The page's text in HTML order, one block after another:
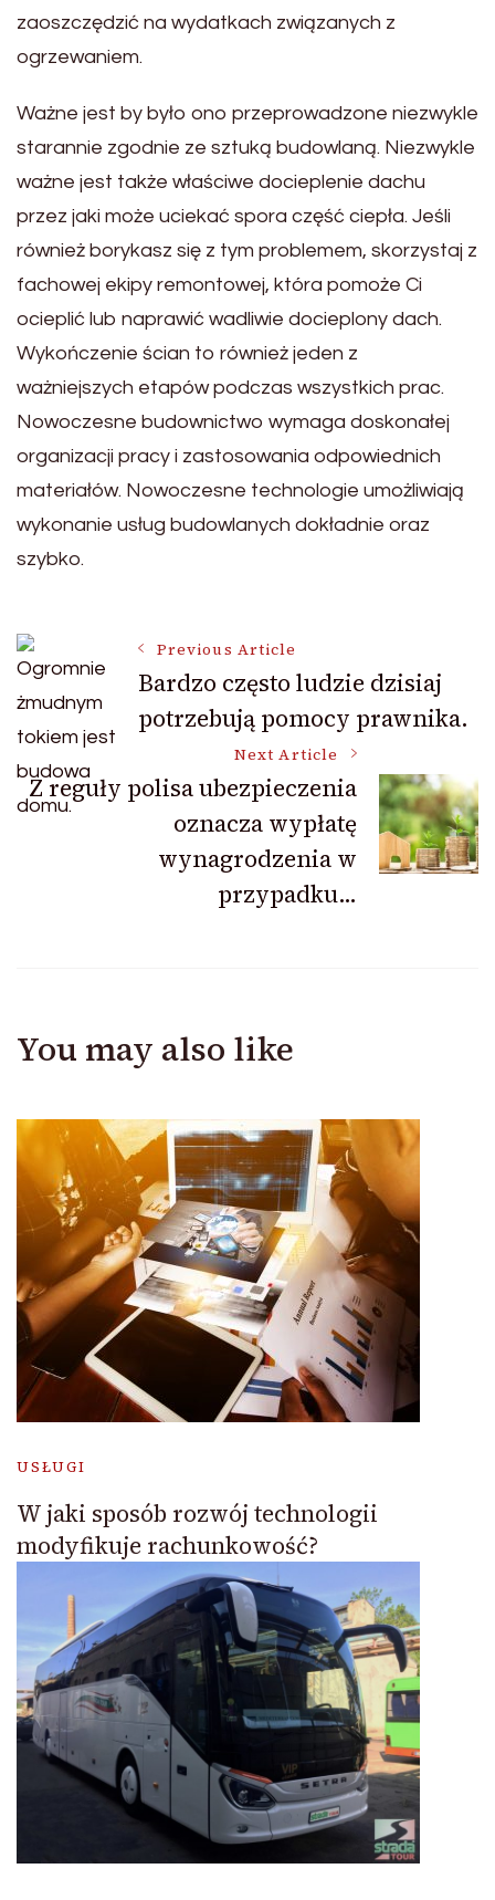
zaoszczędzić na wydatkach związanych z
ogrzewaniem.
Ważne jest by było ono przeprowadzone niezwykle
starannie zgodnie ze sztuką budowlaną. Niezwykle
ważne jest także właściwe docieplenie dachu
przez jaki może uciekać spora część ciepła. Jeśli
również borykasz się z tym problemem, skorzystaj z
fachowej ekipy remontowej, która pomoże Ci
ocieplić lub naprawić wadliwie docieplony dach.
Wykończenie ścian to również jeden z
ważniejszych etapów podczas wszystkich prac.
Nowoczesne budownictwo wymaga doskonałej
organizacji pracy i zastosowania odpowiednich
materiałów. Nowoczesne technologie umożliwiają
wykonanie usług budowlanych dokładnie oraz
szybko.
Post
Navigation
Previous Article
Bardzo często ludzie dzisiaj
potrzebują pomocy prawnika.
Next Article
Z reguły polisa ubezpieczenia
oznacza wypłatę
wynagrodzenia w
przypadku…
You may also like
USŁUGI
W jaki sposób rozwój technologii
modyfikuje rachunkowość?